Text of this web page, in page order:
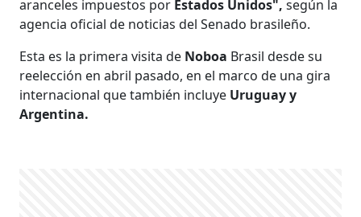
aranceles impuestos por Estados Unidos", según la
agencia oficial de noticias del Senado brasileño.
Esta es la primera visita de Noboa Brasil desde su
reelección en abril pasado, en el marco de una gira
internacional que también incluye Uruguay y
Argentina.